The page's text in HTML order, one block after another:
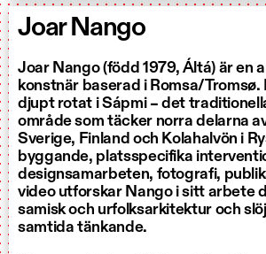
Joar Nango
Joar Nango (född 1979, Áltá) är en
konstnär baserad i Romsa/Tromsø.
djupt rotat i Sápmi – det
område som täcker norra delarna
Sverige, Finland och Kolahalvön i
byggande, platsspecifika
designsamarbeten, fotografi,
video utforskar Nango i sitt arbete
samisk och urfolksarkitektur och
samtida tänkande.